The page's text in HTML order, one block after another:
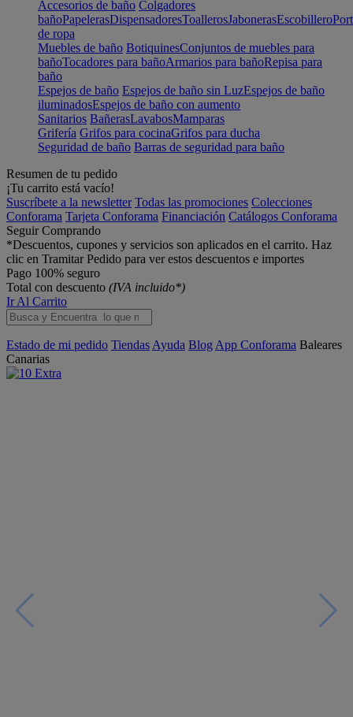
Accesorios de baño Colgadores
bañoPapelerasDispensadoresToallerosJabonerasEscobillero
de ropa
Muebles de baño BotiquinesConjuntos de muebles para
bañoTocadores para bañoArmarios para bañoRepisa para
baño
Espejos de baño Espejos de baño sin LuzEspejos de baño
iluminadosEspejos de baño con aumento
Sanitarios BañerasLavabosMamparas
Grifería Grifos para cocinaGrifos para ducha
Seguridad de baño Barras de seguridad para baño
Resumen de tu pedido
¡Tu carrito está vacío!
Suscríbete a la newsletter Todas las promociones Colecciones
Conforama Tarjeta Conforama Financiación Catálogos Conforama
Seguir Comprando
*Descuentos, cupones y servicios son aplicados en el carrito. Haz
clic en Tramitar Pedido para ver estos descuentos e importes
Pago 100% seguro
Total con descuento (IVA incluido*)
Ir Al Carrito
Estado de mi pedido Tiendas Ayuda Blog App Conforama Baleares
Canarias